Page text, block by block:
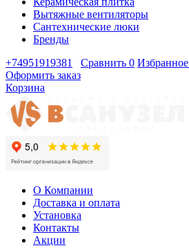
Вытяжные вентиляторы
Сантехнические люки
Бренды
+74951919381
Сравнить 0 Избранное
Оформить заказ
Корзина
О Компании
Доставка и оплата
Установка
Контакты
Акции